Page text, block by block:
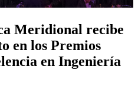
Meridional recibe
en los Premios
en Ingeniería